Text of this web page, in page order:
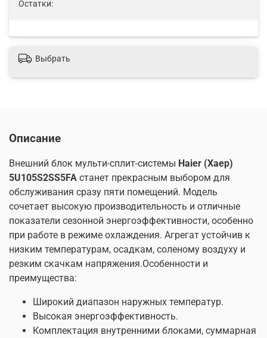
Остатки:
Выбрать
Описание
Внешний блок мульти-сплит-системы Haier (Хаер)
5U105S2SS5FA станет прекрасным выбором для
обслуживания сразу пяти помещений. Модель
сочетает высокую производительность и отличные
показатели сезонной энергоэффективности, особенно
при работе в режиме охлаждения. Агрегат устойчив к
низким температурам, осадкам, соленому воздуху и
резким скачкам напряжения.Особенности и
преимущества:
Широкий диапазон наружных температур.
Высокая энергоэффективность.
Комплектация внутренними блоками, суммарная